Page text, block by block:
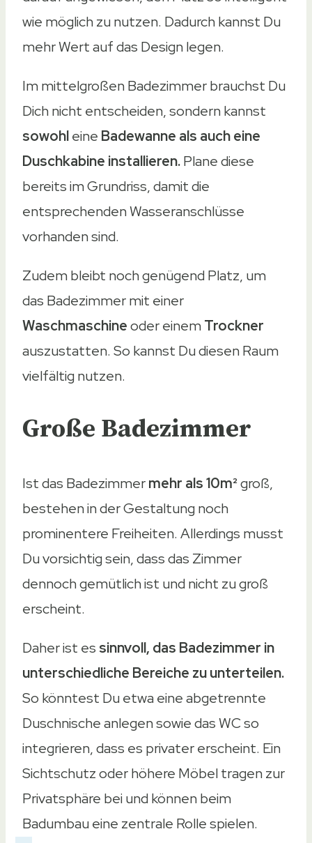
wie möglich zu nutzen. Dadurch kannst Du
mehr Wert auf das Design legen.
Im mittelgroßen Badezimmer brauchst Du
Dich nicht entscheiden, sondern kannst
sowohleine Badewanne als auch eine
Duschkabine installieren.Plane diese
bereits im Grundriss, damit die
entsprechenden Wasseranschlüsse
vorhanden sind.
Zudem bleibt noch genügend Platz, um
das Badezimmer mit einer
Waschmaschineoder einemTrockner
auszustatten. So kannst Du diesen Raum
vielfältig nutzen.
Große Badezimmer
Ist das Badezimmermehr als 10m²groß,
bestehen in der Gestaltung noch
prominentere Freiheiten. Allerdings musst
Du vorsichtig sein, dass das Zimmer
dennoch gemütlich ist und nicht zu groß
erscheint.
Daher ist es sinnvoll, das Badezimmer in
unterschiedliche Bereiche zu unterteilen.
So könntest Du etwa eine abgetrennte
Duschnische anlegen sowie das WC so
integrieren, dass es privater erscheint. Ein
Sichtschutz oder höhere Möbel tragen zur
Privatsphäre bei und können beim
Badumbau eine zentrale Rolle spielen.